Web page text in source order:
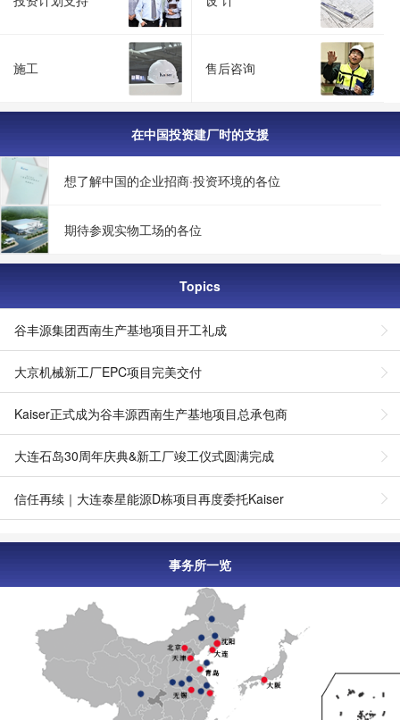
施工 售后咨询
在中国投资建厂时的支援
想了解中国的企业招商·投资环境的各位
期待参观实物工场的各位
Topics
谷丰源集团西南生产基地项目开工礼成
大京机械新工厂EPC项目完美交付
Kaiser正式成为谷丰源西南生产基地项目总承包商
大连石岛30周年庆典&新工厂竣工仪式圆满完成
信任再续｜大连泰星能源D栋项目再度委托Kaiser
事务所一览